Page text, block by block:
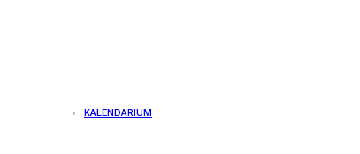
KALENDARIUM